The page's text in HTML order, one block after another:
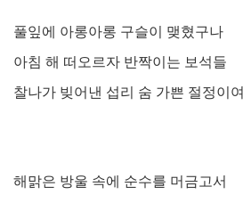
풀잎에 아롱아롱 구슬이 맺혔구나
아침 해 떠오르자 반짝이는 보석들
찰나가 빚어낸 섭리 숨 가쁜 절정이여
해맑은 방울 속에 순수를 머금고서